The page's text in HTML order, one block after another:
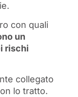
con quali
un
rischi
collegato
lo tratto.